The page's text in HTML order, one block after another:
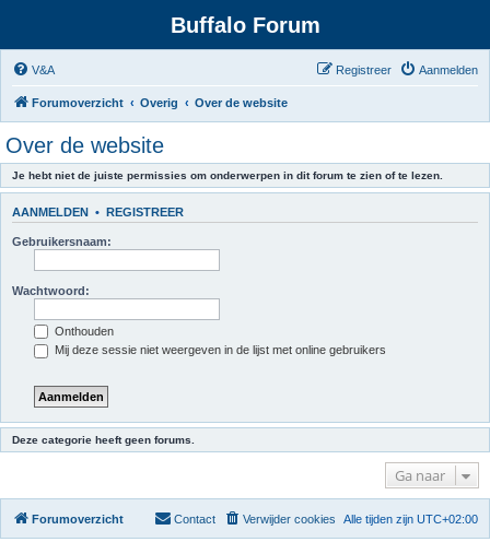
Buffalo Forum
V&A Aanmelden
Registreer
Forumoverzicht Overig Over de website
Over de website
Je hebt niet de juiste permissies om onderwerpen in dit forum te zien of te lezen.
AANMELDEN • REGISTREER
Gebruikersnaam:
Wachtwoord:
Onthouden
Mij deze sessie niet weergeven in de lijst met online gebruikers
Deze categorie heeft geen forums.
Ga naar
Forumoverzicht Alle tijden zijn UTC+02:00
Verwijder cookies
Contact